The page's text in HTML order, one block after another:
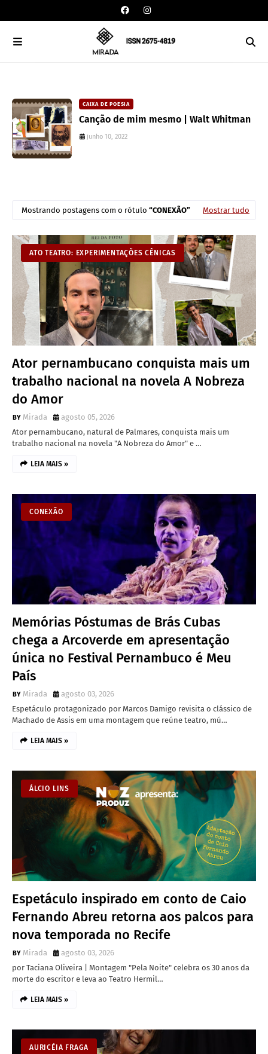
CAIXA DE POESIA
Canção de mim mesmo | Walt Whitman
junho 10, 2022
Mostrando postagens com o rótulo CONEXÃO Mostrar tudo
ATO TEATRO: EXPERIMENTAÇÕES CÊNICAS
Ator pernambucano conquista mais um
trabalho nacional na novela A Nobreza
do Amor
Mirada
agosto 05, 2026
Ator pernambucano, natural de Palmares, conquista mais um
trabalho nacional na novela "A Nobreza do Amor" e …
LEIA MAIS »
CONEXÃO
Memórias Póstumas de Brás Cubas
chega a Arcoverde em apresentação
única no Festival Pernambuco é Meu
País
Mirada
agosto 03, 2026
Espetáculo protagonizado por Marcos Damigo revisita o clássico de
Machado de Assis em uma montagem que reúne teatro, mú…
LEIA MAIS »
ÁLCIO LINS
Espetáculo inspirado em conto de Caio
Fernando Abreu retorna aos palcos para
nova temporada no Recife
Mirada
agosto 03, 2026
por Taciana Oliveira | Montagem "Pela Noite" celebra os 30 anos da
morte do escritor e leva ao Teatro Hermil…
LEIA MAIS »
AURICÉIA FRAGA